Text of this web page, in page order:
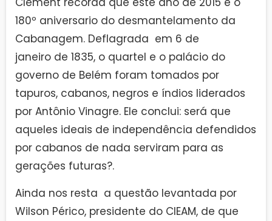
180º aniversario do desmantelamento da
Cabanagem. Deflagrada em 6 de
janeiro de 1835, o quartel e o palácio do
governo de Belém foram tomados por
tapuros, cabanos, negros e índios liderados
por Antônio Vinagre. Ele conclui: será que
aqueles ideais de independência defendidos
por cabanos de nada serviram para as
gerações futuras?.
Ainda nos resta a questão levantada por
Wilson Périco, presidente do CIEAM, de que